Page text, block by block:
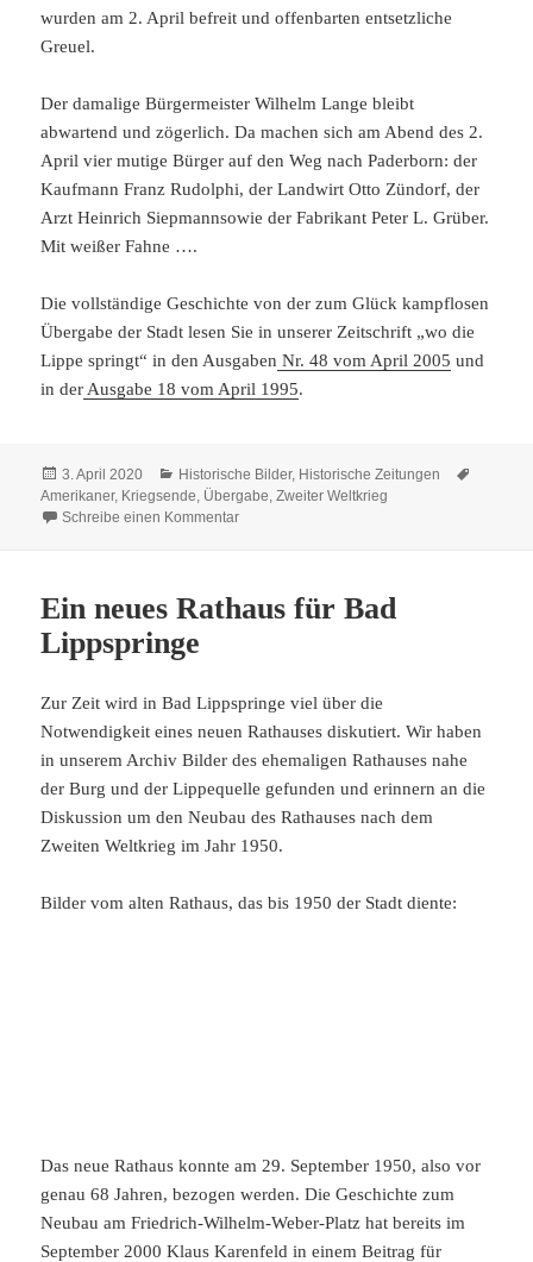
wurden am 2. April befreit und offenbarten entsetzliche
Greuel.
Der damalige Bürgermeister Wilhelm Lange bleibt
abwartend und zögerlich. Da machen sich am Abend des 2.
April vier mutige Bürger auf den Weg nach Paderborn: der
Kaufmann Franz Rudolphi, der Landwirt Otto Zündorf, der
Arzt Heinrich Siepmannsowie der Fabrikant Peter L. Grüber.
Mit weißer Fahne ….
Die vollständige Geschichte von der zum Glück kampflosen
Übergabe der Stadt lesen Sie in unserer Zeitschrift „wo die
Lippe springt“ in den Ausgaben Nr. 48 vom April 2005 und
in der Ausgabe 18 vom April 1995.
Veröffentlicht
am
3. April 2020 Kategorien
Historische Bilder, Historische Zeitungen
Amerikaner, Kriegsende, Übergabe,Zweiter Weltkrieg
Schreibe einen Kommentarzu 3. April 1945: Kriegsende in Bad
Ein neues Rathaus für Bad
Lippspringe
Zur Zeit wird in Bad Lippspringe viel über die
Notwendigkeit eines neuen Rathauses diskutiert. Wir haben
in unserem Archiv Bilder des ehemaligen Rathauses nahe
der Burg und der Lippequelle gefunden und erinnern an die
Diskussion um den Neubau des Rathauses nach dem
Zweiten Weltkrieg im Jahr 1950.
Bilder vom alten Rathaus, das bis 1950 der Stadt diente:
Das neue Rathaus konnte am 29. September 1950, also vor
genau 68 Jahren, bezogen werden. Die Geschichte zum
Neubau am Friedrich-Wilhelm-Weber-Platz hat bereits im
September 2000 Klaus Karenfeld in einem Beitrag für